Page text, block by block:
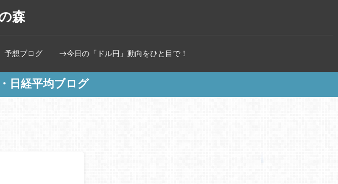
森
予想ブログ →今日の「ドル円」動向をひと目で！
日経平均ブログ